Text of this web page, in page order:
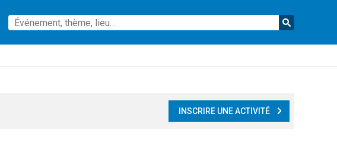
INSCRIRE UNE ACTIVITÉ